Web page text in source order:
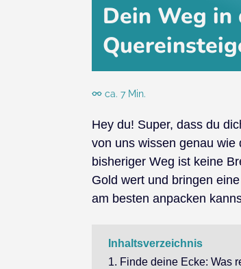
Dein Weg in
ca. 7 Min.
Hey du! Super, dass du
von uns wissen genau
bisheriger Weg ist keine
Gold wert und bringen
am besten anpacken
Inhaltsverzeichnis
1. Finde deine Ecke: Was